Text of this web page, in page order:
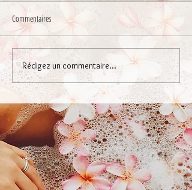
Commentaires
Rédigez un commentaire...